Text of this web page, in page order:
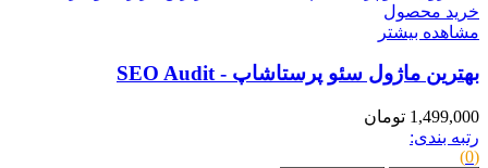
خرید محصول
مشاهده بیشتر
بهترین ماژول سئو پرستاشاپ - SEO Audit
1,499,000 تومان
رتبه بندی:
(0)